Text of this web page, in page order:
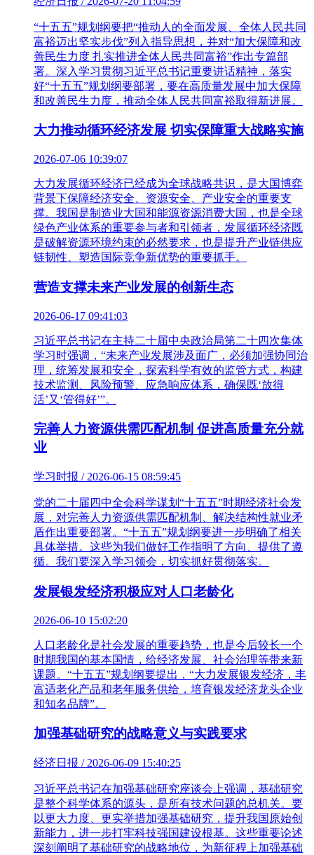
“十五五”规划纲要把“推动人的全面发展、全体人民共同
富裕迈出坚实步伐”列入指导思想，并对“加大保障和改
善民生力度 扎实推进全体人民共同富裕”作出专篇部
署。深入学习贯彻习近平总书记重要讲话精神，落实
好“十五五”规划纲要部署，要在高质量发展中加大保障
和改善民生力度，推动全体人民共同富裕取得新进展。
大力推动循环经济发展 切实保障重大战略实施
2026-07-06 10:39:07
大力发展循环经济已经成为全球战略共识，是大国博弈
背景下保障经济安全、资源安全、产业安全的重要支
撑。我国是制造业大国和能源资源消费大国，也是全球
绿色产业体系的重要参与者和引领者，发展循环经济既
是破解资源环境约束的必然要求，也是提升产业链供应
链韧性、塑造国际竞争新优势的重要抓手。
营造支撑未来产业发展的创新生态
2026-06-17 09:41:03
习近平总书记在主持二十届中央政治局第二十四次集体
学习时强调，“未来产业发展涉及面广，必须加强协同治
理，统筹发展和安全，探索科学有效的监管方式，构建
技术监测、风险预警、应急响应体系，确保既‘放得
活’又‘管得好’”。
完善人力资源供需匹配机制 促进高质量充分就
业
学习时报 / 2026-06-15 08:59:45
党的二十届四中全会科学谋划“十五五”时期经济社会发
展，对完善人力资源供需匹配机制、解决结构性就业矛
盾作出重要部署。“十五五”规划纲要进一步明确了相关
具体举措。这些为我们做好工作指明了方向、提供了遵
循。我们要深入学习领会，切实抓好贯彻落实。
发展银发经济积极应对人口老龄化
2026-06-10 15:02:20
人口老龄化是社会发展的重要趋势，也是今后较长一个
时期我国的基本国情，给经济发展、社会治理等带来新
课题。“十五五”规划纲要提出，“大力发展银发经济，丰
富适老化产品和老年服务供给，培育银发经济龙头企业
和知名品牌”。
加强基础研究的战略意义与实践要求
经济日报 / 2026-06-09 15:40:25
习近平总书记在加强基础研究座谈会上强调，基础研究
是整个科学体系的源头，是所有技术问题的总机关。要
以更大力度、更实举措加强基础研究，提升我国原始创
新能力，进一步打牢科技强国建设根基。这些重要论述
深刻阐明了基础研究的战略地位，为新征程上加强基础